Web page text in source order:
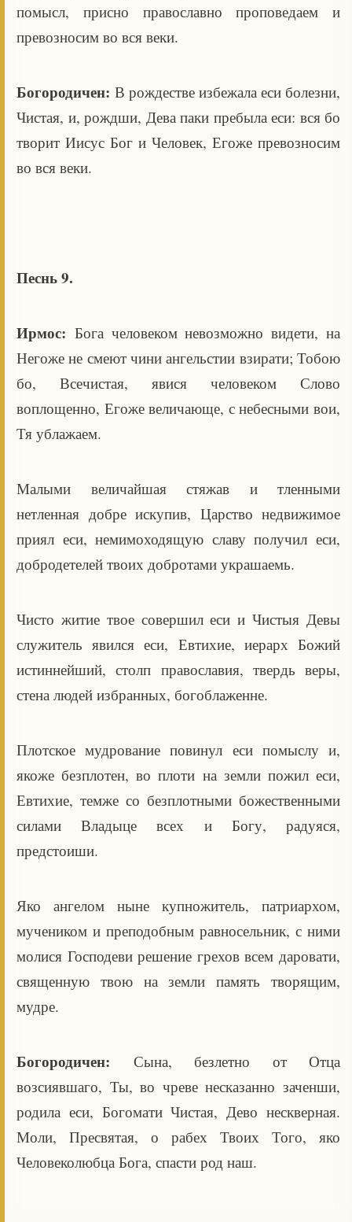
помысл, присно православно проповедаем и
превозносим во вся веки.
Богородичен: В рождестве избежала еси болезни,
Чистая, и, рождши, Дева паки пребыла еси: вся бо
творит Иисус Бог и Человек, Егоже превозносим
во вся веки.
Песнь 9.
Ирмос: Бога человеком невозможно видети, на
Негоже не смеют чини ангельстии взирати; Тобою
бо, Всечистая, явися человеком Слово
воплощенно, Егоже величающе, с небесными вои,
Тя ублажаем.
Малыми величайшая стяжав и тленными
нетленная добре искупив, Царство недвижимое
приял еси, немимоходящую славу получил еси,
добродетелей твоих добротами украшаемь.
Чисто житие твое совершил еси и Чистыя Девы
служитель явился еси, Евтихие, иерарх Божий
истиннейший, столп православия, твердь веры,
стена людей избранных, богоблаженне.
Плотское мудрование повинул еси помыслу и,
якоже безплотен, во плоти на земли пожил еси,
Евтихие, темже со безплотными божественными
силами Владыце всех и Богу, радуяся,
предстоиши.
Яко ангелом ныне купножитель, патриархом,
мучеником и преподобным равносельник, с ними
молися Господеви решение грехов всем даровати,
священную твою на земли память творящим,
мудре.
Богородичен: Сына, безлетно от Отца
возсиявшаго, Ты, во чреве несказанно заченши,
родила еси, Богомати Чистая, Дево нескверная.
Моли, Пресвятая, о рабех Твоих Того, яко
Человеколюбца Бога, спасти род наш.